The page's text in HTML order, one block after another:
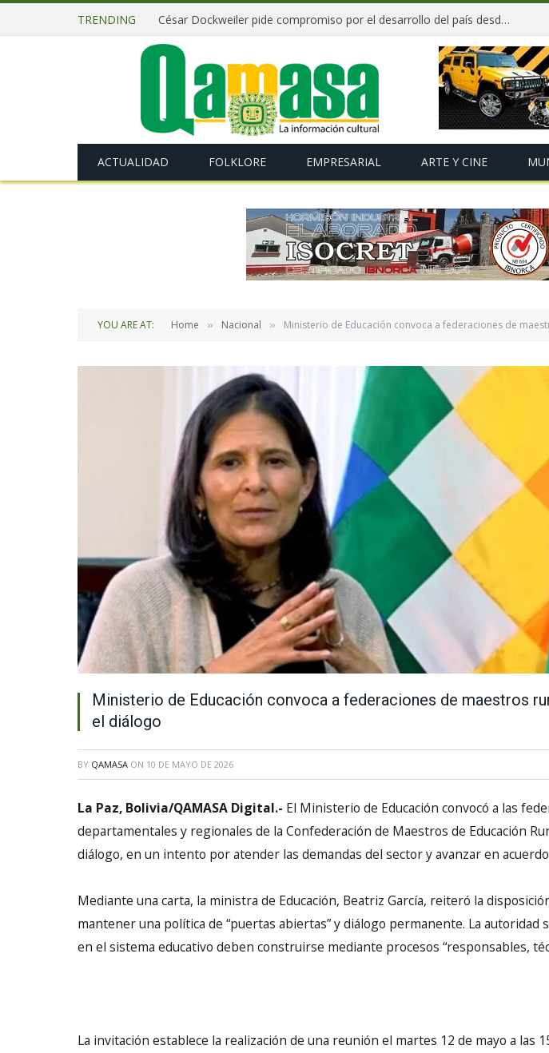
TRENDING César Dockweiler pide compromiso por el desarrollo del país desde Sucre
ACTUALIDAD FOLKLORE EMPRESARIAL ARTE Y CINE
YOU ARE AT: Home » Nacional » Ministerio de Educación convoca a federaciones de
Ministerio de Educación convoca a federaciones de maestros
el diálogo
BY QAMASA ON 10 DE MAYO DE 2026
La Paz, Bolivia/QAMASA Digital.- El Ministerio de Educación convocó a las
departamentales y regionales de la Confederación de Maestros de Educación
diálogo, en un intento por atender las demandas del sector y avanzar en
Mediante una carta, la ministra de Educación, Beatriz García, reiteró la
mantener una política de “puertas abiertas” y diálogo permanente. La autoridad
en el sistema educativo deben construirse mediante procesos “responsables,
La invitación establece la realización de una reunión el martes 12 de mayo a las